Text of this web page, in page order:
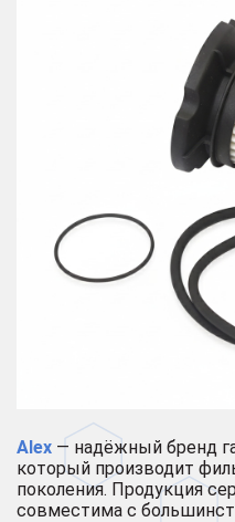
Alex — надёжный бренд
который производит
поколения. Продукция
совместима с